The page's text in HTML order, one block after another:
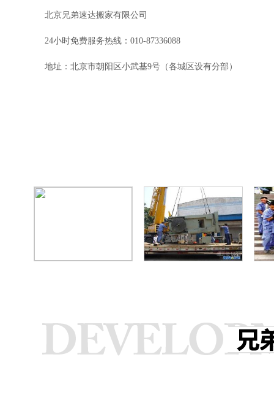
北京兄弟速达搬家有限公司
24小时免费服务热线：010-87336088
地址：北京市朝阳区小武基9号（各城区设有分部）